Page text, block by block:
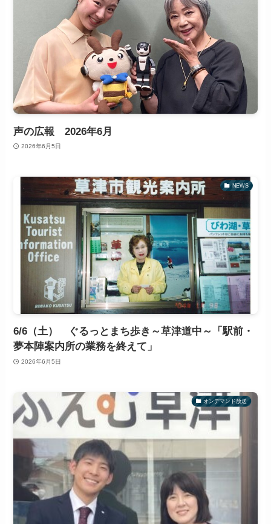
声の広報 2026年6月
2026年6月5日
NEWS
6/6（土） ぐるっとまち歩き～草津道中～「駅前・
夢本陣案内所の業務を終えて」
2026年6月5日
オンデマンド放送